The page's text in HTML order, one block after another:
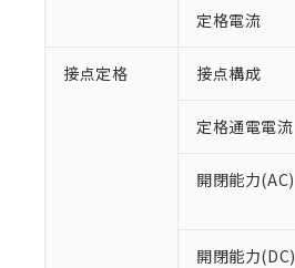
定格電流
接点定格 接点構成
定格通電電流
開閉能力(AC)
開閉能力(DC)